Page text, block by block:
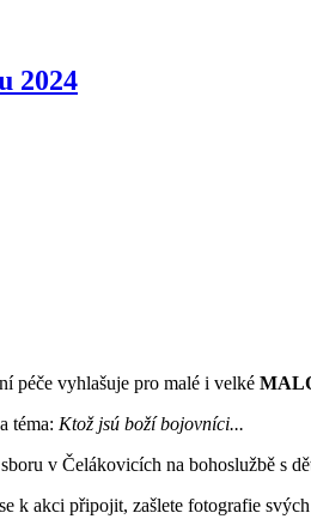
2024
péče vyhlašuje pro malé i velké
téma: Ktož jsú boží bojovníci...
v Čelákovicích na bohoslužbě s
k akci připojit, zašlete fotografie